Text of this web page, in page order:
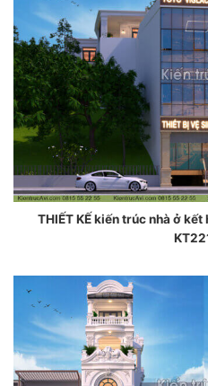
THIẾT KẾ kiến trúc nhà ở